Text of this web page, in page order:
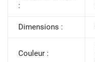
:
Dimensions :
Couleur :